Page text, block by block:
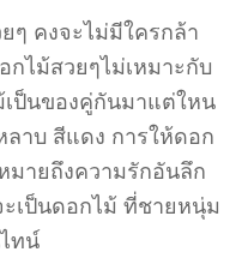
ๆ คงจะไม่มีใครกล้า
ไม้สวยๆไม่เหมาะกับ
ป็นของคู่กันมาแต่ใหน
าบ สีแดง การให้ดอก
ายถึงความรักอันลึก
เป็นดอกไม้ ที่ชายหนุ่ม
ทน์